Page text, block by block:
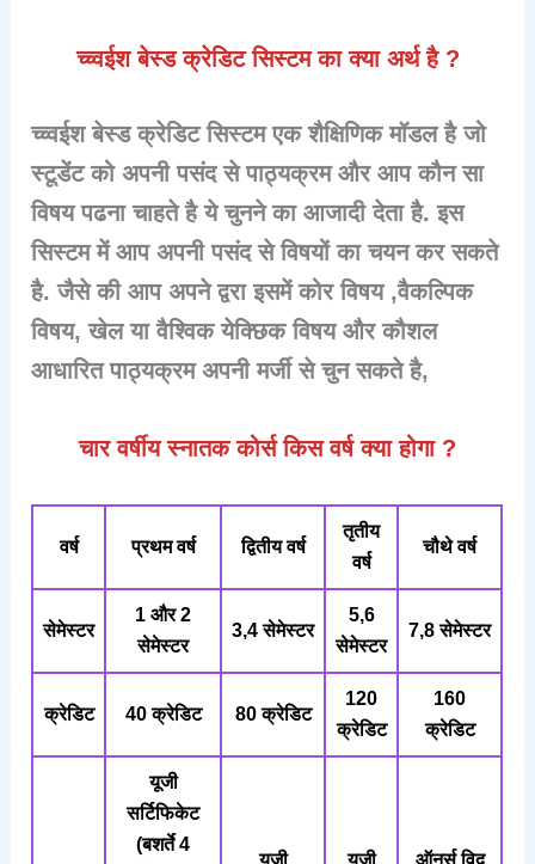
च्च्वईश बेस्ड क्रेडिट सिस्टम का क्या अर्थ है ?
च्च्वईश बेस्ड क्रेडिट सिस्टम एक शैक्षिणिक मॉडल है जो
स्टूडेंट को अपनी पसंद से पाठ्यक्रम और आप कौन सा
विषय पढना चाहते है ये चुनने का आजादी देता है. इस
सिस्टम में आप अपनी पसंद से विषयों का चयन कर सकते
है. जैसे की आप अपने द्वरा इसमें कोर विषय ,वैकल्पिक
विषय, खेल या वैश्विक येक्छिक विषय और कौशल
आधारित पाठ्यक्रम अपनी मर्जी से चुन सकते है,
चार वर्षीय स्नातक कोर्स किस वर्ष क्या होगा ?
वर्ष प्रथम वर्ष द्वितीय वर्ष
तृतीय
वर्ष
चौथे वर्ष
सेमेस्टर
1 और 2
सेमेस्टर
3,4सेमेस्टर
5,6
सेमेस्टर
7,8सेमेस्टर
क्रेडिट 40 क्रेडिट 80 क्रेडिट
120
क्रेडिट
160
क्रेडिट
यूजी
सर्टिफिकेट
(बशर्ते 4
यूजी यूजी ऑनर्स विद